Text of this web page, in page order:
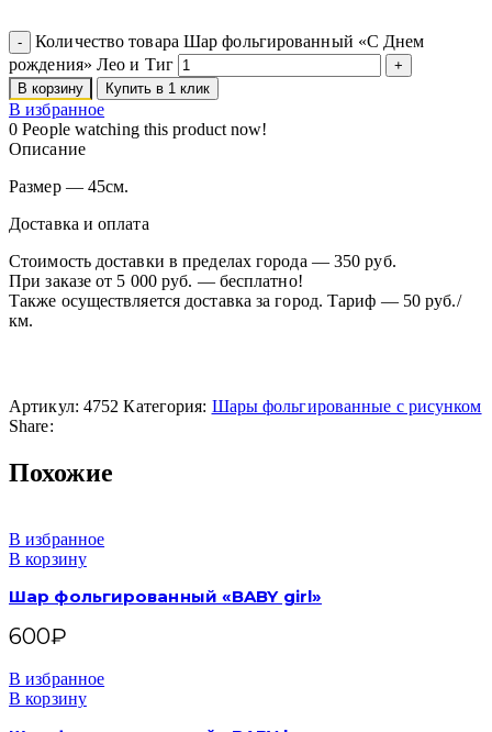
Количество товара Шар фольгированный «С Днем
рождения» Лео и Тиг
В корзину Купить в 1 клик
В избранное
0 People watching this product now!
Описание
Размер — 45см.
Доставка и оплата
Стоимость доставки в пределах города — 350 руб.
При заказе от 5 000 руб. — бесплатно!
Также осуществляется доставка за город. Тариф — 50 руб./
км.
Артикул: 4752Категория: Шары фольгированные с рисунком
Share:
Похожие
В избранное
В корзину
Шар фольгированный «BABY girl»
600₽
В избранное
В корзину